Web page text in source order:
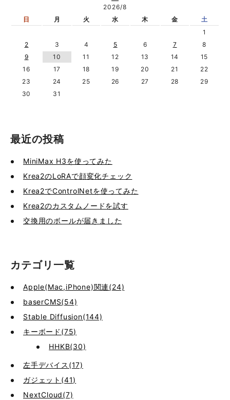
2026/8
日
月 火 水 木 金
土
1
2
3 4 5 6 7
8
9
10 11 12 13 14
15
16
17 18 19 20 21
22
23
24 25 26 27 28
29
30
31
最近の投稿
MiniMax H3を使ってみた
Krea2のLoRAで顔変化チェック
Krea2でControlNetを使ってみた
Krea2のカスタムノードを試す
交換用のボールが届きました
カテゴリ一覧
Apple(Mac,iPhone)関連(24)
baserCMS(54)
Stable Diffusion(144)
キーボード(75)
HHKB(30)
左手デバイス(17)
ガジェット(41)
NextCloud(7)